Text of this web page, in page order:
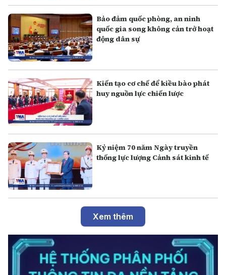
Bảo đảm quốc phòng, an ninh
quốc gia song không cản trở hoạt
động dân sự
Kiến tạo cơ chế để kiều bào phát
huy nguồn lực chiến lược
Kỷ niệm 70 năm Ngày truyền
thống lực lượng Cảnh sát kinh tế
Xem thêm